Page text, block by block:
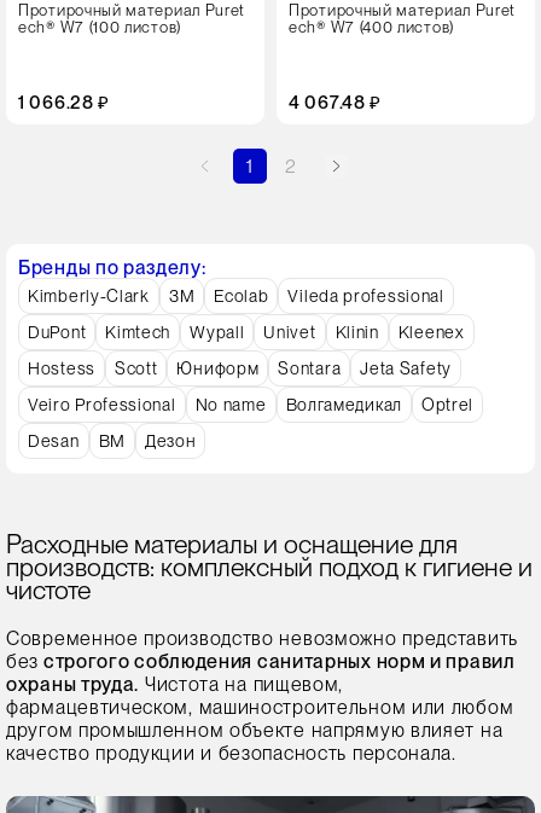
Протирочный материал Puret
ech® W7 (100 листов)
1 066.28 ₽
Протирочный материал Puret
ech® W7 (400 листов)
4 067.48 ₽
1 2
Бренды по разделу:
Kimberly-Clark 3M Ecolab
Vileda professional
DuPont
Kimtech Wypall Univet Klinin
Kleenex
Hostess
Scott Юниформ Sontara
Jeta Safety
Veiro Professional
No name Волгамедикал
Optrel
Desan
ВМ Дезон
Расходные материалы и оснащение для
производств: комплексный подход к гигиене и
чистоте
Современное производство невозможно представить
без строгого соблюдения санитарных норм и правил
охраны труда. Чистота на пищевом,
фармацевтическом, машиностроительном или любом
другом промышленном объекте напрямую влияет на
качество продукции и безопасность персонала.